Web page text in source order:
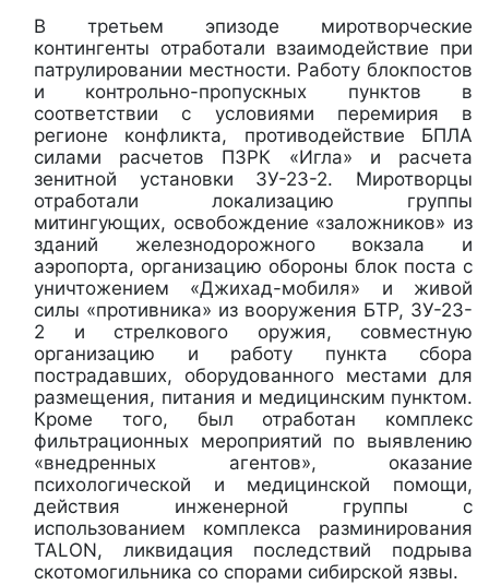
В третьем эпизоде миротворческие
контингенты отработали взаимодействие при
патрулировании местности. Работу блокпостов
и контрольно-пропускных пунктов в
соответствии с условиями перемирия в
регионе конфликта, противодействие БПЛА
силами расчетов ПЗРК «Игла» и расчета
зенитной установки ЗУ-23-2. Миротворцы
отработали локализацию группы
митингующих, освобождение «заложников» из
зданий железнодорожного вокзала и
аэропорта, организацию обороны блок поста с
уничтожением «Джихад-мобиля» и живой
силы «противника» из вооружения БТР, ЗУ-23-
2 и стрелкового оружия, совместную
организацию и работу пункта сбора
пострадавших, оборудованного местами для
размещения, питания и медицинским пунктом.
Кроме того, был отработан комплекс
фильтрационных мероприятий по выявлению
«внедренных агентов», оказание
психологической и медицинской помощи,
действия инженерной группы с
использованием комплекса разминирования
TALON, ликвидация последствий подрыва
скотомогильника со спорами сибирской язвы.